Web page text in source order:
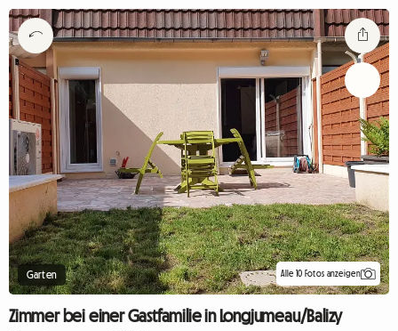
Garten Alle 10 Fotos anzeigen
Zimmer bei einer Gastfamilie in Longjumeau/Balizy